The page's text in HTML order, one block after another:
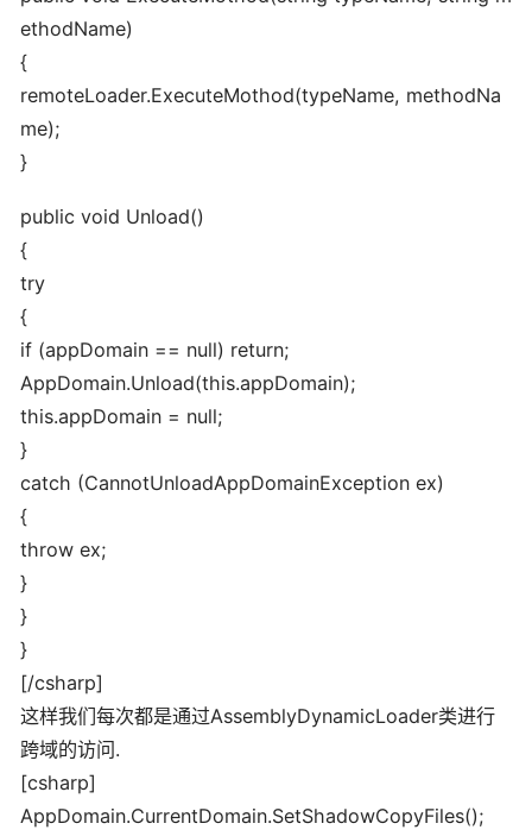
ethodName)
{
remoteLoader.ExecuteMothod(typeName, methodNa
me);
}
public void Unload()
{
try
{
if (appDomain == null) return;
AppDomain.Unload(this.appDomain);
this.appDomain = null;
}
catch (CannotUnloadAppDomainException ex)
{
throw ex;
}
}
}
[/csharp]
这样我们每次都是通过AssemblyDynamicLoader类进行
跨域的访问.
[csharp]
AppDomain.CurrentDomain.SetShadowCopyFiles();